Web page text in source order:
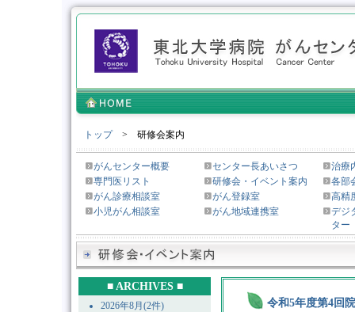
トップ> 研修会案内
がんセンター概要 センター長あいさつ
治療
専門医リスト
研修会・イベント案内
各部
がん診療相談室
がん登録室
高精
小児がん相談室
がん地域連携室
デジ
ター
■ ARCHIVES ■
2026年8月(2件)
令和5年度第4回